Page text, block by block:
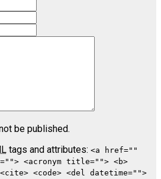
be published.
tags and attributes: <a href=""
<acronym title=""> <b>
<code> <del datetime="">